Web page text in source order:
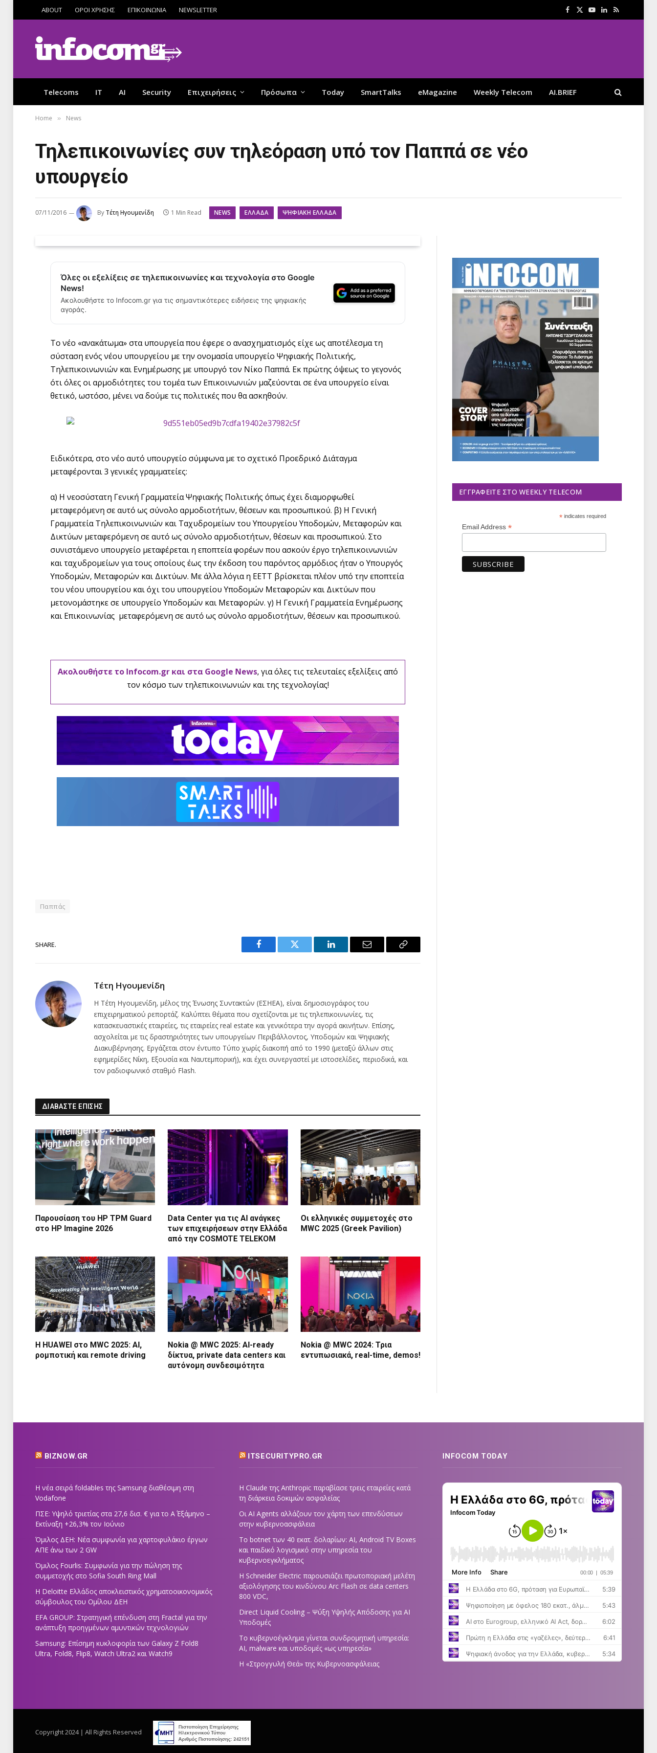
ABOUT ΟΡΟΙ ΧΡΗΣΗΣ ΕΠΙΚΟΙΝΩΝΙΑ NEWSLETTER Facebook
X
YouTube
LinkedIn
RSS
Telecoms IT AI Security Επιχειρήσεις Πρόσωπα Today SmartTalks eMagazine Weekly Telecom AI.BRIEF
Home » News
Τηλεπικοινωνίες συν τηλεόραση υπό τον Παππά σε νέο
υπουργείο
07/11/2016 By Τέτη Ηγουμενίδη 1 Min Read NEWS ΕΛΛΆΔΑ ΨΗΦΙΑΚΉ ΕΛΛΆΔΑ
Όλες οι εξελίξεις σε τηλεπικοινωνίες και τεχνολογία στο Google
News!
Ακολουθήστε το Infocom.gr για τις σημαντικότερες ειδήσεις της ψηφιακής
αγοράς.
Το νέο «ανακάτωμα» στα υπουργεία που έφερε ο ανασχηματισμός είχε ως αποτέλεσμα τη
σύσταση ενός νέου υπουργείου με την ονομασία υπουργείο Ψηφιακής Πολιτικής,
Τηλεπικοινωνιών και Ενημέρωσης με υπουργό τον Νίκο Παππά. Εκ πρώτης όψεως το γεγονός
ότι όλες οι αρμοδιότητες του τομέα των Επικοινωνιών μαζεύονται σε ένα υπουργείο είναι
θετικό, ωστόσο, μένει να δούμε τις πολιτικές που θα ασκηθούν.
Ειδικότερα, στο νέο αυτό υπουργείο σύμφωνα με το σχετικό Προεδρικό Διάταγμα
μεταφέρονται 3 γενικές γραμματείες:
α) Η νεοσύστατη Γενική Γραμματεία Ψηφιακής Πολιτικής όπως έχει διαμορφωθεί
μεταφερόμενη σε αυτό ως σύνολο αρμοδιοτήτων, θέσεων και προσωπικού. β) Η Γενική
Γραμματεία Τηλεπικοινωνιών και Ταχυδρομείων του Υπουργείου Υποδομών, Μεταφορών και
Δικτύων μεταφερόμενη σε αυτό ως σύνολο αρμοδιοτήτων, θέσεων και προσωπικού. Στο
συνιστάμενο υπουργείο μεταφέρεται η εποπτεία φορέων που ασκούν έργο τηλεπικοινωνιών
και ταχυδρομείων για τους οποίους έως την έκδοση του παρόντος αρμόδιος ήταν ο Υπουργός
Υποδομών, Μεταφορών και Δικτύων. Με άλλα λόγια η ΕΕΤΤ βρίσκεται πλέον υπό την εποπτεία
του νέου υπουργείου και όχι του υπουργείου Υποδομών Μεταφορών και Δικτύων που
μετονομάστηκε σε υπουργείο Υποδομών και Μεταφορών. γ) Η Γενική Γραμματεία Ενημέρωσης
και Επικοινωνίας μεταφερόμενη σε αυτό ως σύνολο αρμοδιοτήτων, θέσεων και προσωπικού.
Ακολουθήστε το Infocom.gr και στα Google News, για όλες τις τελευταίες εξελίξεις από
τον κόσμο των τηλεπικοινωνιών και της τεχνολογίας!
Παππάς
SHARE.
Facebook Twitter LinkedIn Email
Copy
Τέτη Ηγουμενίδη
Η Τέτη Ηγουμενίδη, μέλος της Ένωσης Συντακτών (ΕΣΗΕΑ), είναι δημοσιογράφος του
επιχειρηματικού ρεπορτάζ. Καλύπτει θέματα που σχετίζονται με τις τηλεπικοινωνίες, τις
κατασκευαστικές εταιρείες, τις εταιρείες real estate και γενικότερα την αγορά ακινήτων. Επίσης,
ασχολείται με τις δραστηριότητες των υπουργείων Περιβάλλοντος, Υποδομών και Ψηφιακής
Διακυβέρνησης. Εργάζεται στον έντυπο Τύπο χωρίς διακοπή από το 1990 (μεταξύ άλλων στις
εφημερίδες Νίκη, Εξουσία και Ναυτεμπορική), και έχει συνεργαστεί με ιστοσελίδες, περιοδικά, και
τον ραδιοφωνικό σταθμό Flash.
ΔΙΑΒΑΣΤΕ ΕΠΙΣΗΣ
Παρουσίαση του HP TPM Guard
στο HP Imagine 2026
Data Center για τις ΑΙ ανάγκες
των επιχειρήσεων στην Ελλάδα
από την COSMOTE TELEKOM
Οι ελληνικές συμμετοχές στο
MWC 2025 (Greek Pavilion)
Η HUAWEI στο MWC 2025: AI,
ρομποτική και remote driving
Nokia @ MWC 2025: AI-ready
δίκτυα, private data centers και
αυτόνομη συνδεσιμότητα
Nokia @ MWC 2024: Τρια
εντυπωσιακά, real-time, demos!
ΕΓΓΡΑΦΕΊΤΕ ΣΤΟ WEEKLY TELECOM
*indicates required
Email Address *
BIZNOW.GR
Η νέα σειρά foldables της Samsung διαθέσιμη στη
Vodafone
ΠΣΕ: Υψηλό τριετίας στα 27,6 δισ. € για το Α΄ Εξάμηνο –
Εκτίναξη +26,3% τον Ιούνιο
Όμιλος ΔΕΗ: Νέα συμφωνία για χαρτοφυλάκιο έργων
ΑΠΕ άνω των 2 GW
Όμιλος Fourlis: Συμφωνία για την πώληση της
συμμετοχής στο Sofia South Ring Mall
Η Deloitte Ελλάδος αποκλειστικός χρηματοοικονομικός
σύμβουλος του Ομίλου ΔΕΗ
EFA GROUP: Στρατηγική επένδυση στη Fractal για την
ανάπτυξη προηγμένων αμυντικών τεχνολογιών
Samsung: Επίσημη κυκλοφορία των Galaxy Z Fold8
Ultra, Fold8, Flip8, Watch Ultra2 και Watch9
ITSECURITYPRO.GR
Η Claude της Anthropic παραβίασε τρεις εταιρείες κατά
τη διάρκεια δοκιμών ασφαλείας
Οι AI Agents αλλάζουν τον χάρτη των επενδύσεων
στην κυβερνοασφάλεια
Το botnet των 40 εκατ. δολαρίων: AI, Android TV Boxes
και παιδικό λογισμικό στην υπηρεσία του
κυβερνοεγκλήματος
Η Schneider Electric παρουσιάζει πρωτοποριακή μελέτη
αξιολόγησης του κινδύνου Arc Flash σε data centers
800 VDC,
Direct Liquid Cooling – Ψύξη Υψηλής Απόδοσης για AI
Υποδομές
Το κυβερνοέγκλημα γίνεται συνδρομητική υπηρεσία:
AI, malware και υποδομές «ως υπηρεσία»
Η «Στρογγυλή Θεά» της Κυβερνοασφάλειας
INFOCOM TODAY
Copyright 2024 | All Rights Reserved